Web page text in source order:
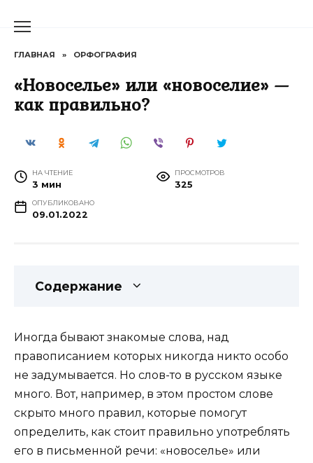
ГЛАВНАЯ » ОРФОГРАФИЯ
«Новоселье» или «новоселие» —
как правильно?
НА ЧТЕНИЕ
3 мин
ПРОСМОТРОВ
325
ОПУБЛИКОВАНО
09.01.2022
Содержание
Иногда бывают знакомые слова, над
правописанием которых никогда никто особо
не задумывается. Но слов-то в русском языке
много. Вот, например, в этом простом слове
скрыто много правил, которые помогут
определить, как стоит правильно употреблять
его в письменной речи: «новоселье» или